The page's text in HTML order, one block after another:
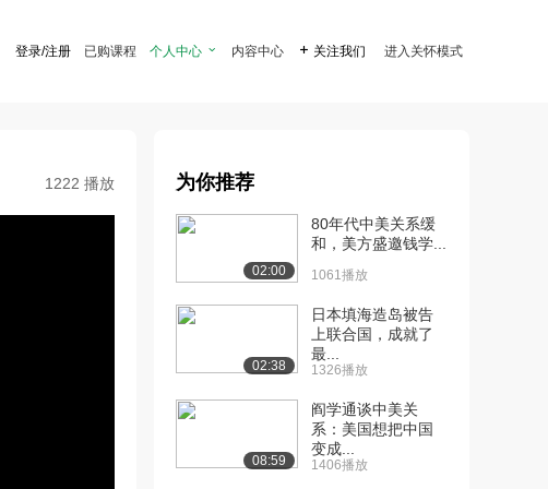
登录/注册 已购课程 个人中心  内容中心  关注我们 进入关怀模式
1222 播放 为你推荐
02:00
80年代中美关系缓
和，美方盛邀钱学...
1061播放
02:38
日本填海造岛被告
上联合国，成就了
最...
1326播放
08:59
阎学通谈中美关
系：美国想把中国
变成...
1406播放